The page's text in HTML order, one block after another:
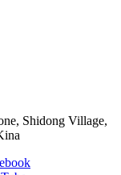
Shidong Village,